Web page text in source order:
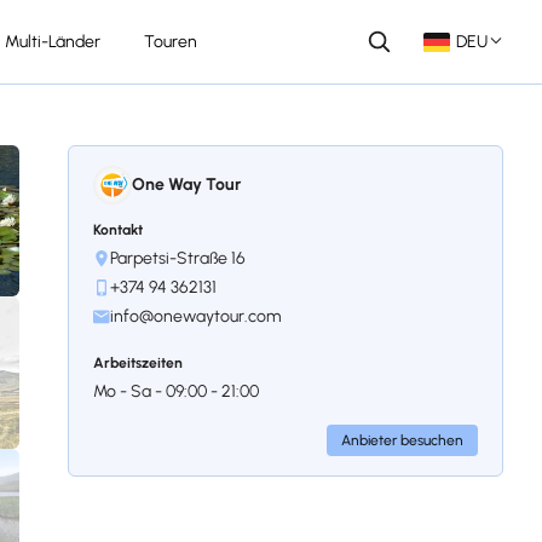
Multi-Länder Touren DEU
One Way Tour
Kontakt
Parpetsi-Straße 16
+374 94 362131
info@onewaytour.com
Arbeitszeiten
Mo - Sa - 09:00 - 21:00
Anbieter besuchen